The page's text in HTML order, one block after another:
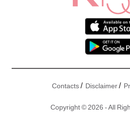
Contacts/ Disclaimer/
Copyright © 2026 - All